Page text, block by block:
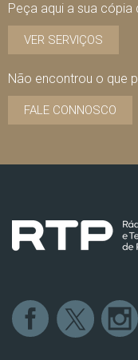
Peça aqui a sua cópia
VER SERVIÇOS
Não encontrou o que
FALE CONNOSCO